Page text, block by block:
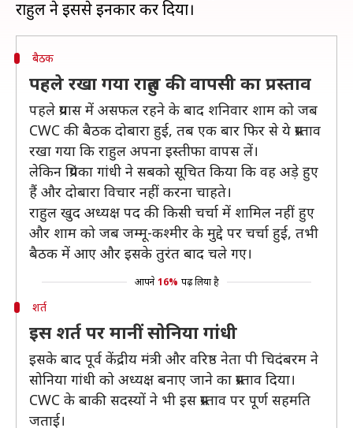
बैठक
पहले रखा गया राहुल की वापसी का प्रस्ताव
पहले प्रयास में असफल रहने के बाद शनिवार शाम को जब
CWC की बैठक दोबारा हुई, तब एक बार फिर से ये प्रस्ताव
रखा गया कि राहुल अपना इस्तीफा वापस लें।
लेकिन प्रियंका गांधी ने सबको सूचित किया कि वह अड़े हुए
हैं और दोबारा विचार नहीं करना चाहते।
राहुल खुद अध्यक्ष पद की किसी चर्चा में शामिल नहीं हुए
और शाम को जब जम्मू-कश्मीर के मुद्दे पर चर्चा हुई, तभी
बैठक में आए और इसके तुरंत बाद चले गए।
आपने 16% पढ़ लिया है
शर्त
इस शर्त पर मानीं सोनिया गांधी
इसके बाद पूर्व केंद्रीय मंत्री और वरिष्ठ नेता पी चिदंबरम ने
सोनिया गांधी को अध्यक्ष बनाए जाने का प्रस्ताव दिया।
CWC के बाकी सदस्यों ने भी इस प्रस्ताव पर पूर्ण सहमति
जताई।